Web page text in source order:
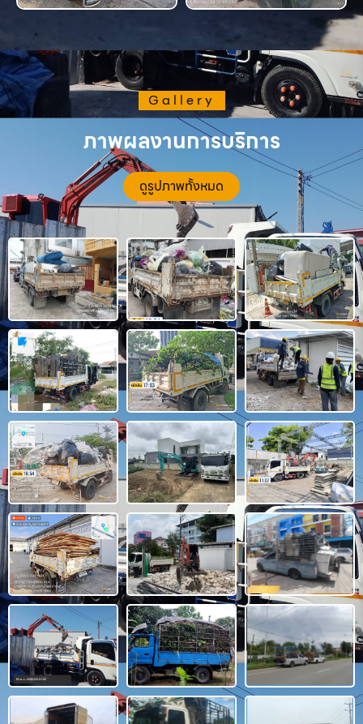
Gallery
ภาพผลงานการบริการ
ดูรูปภาพทั้งหมด